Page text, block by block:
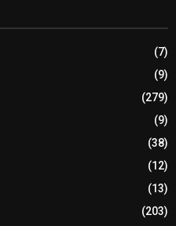
(7)
(9)
(279)
(9)
(38)
(12)
(13)
(203)